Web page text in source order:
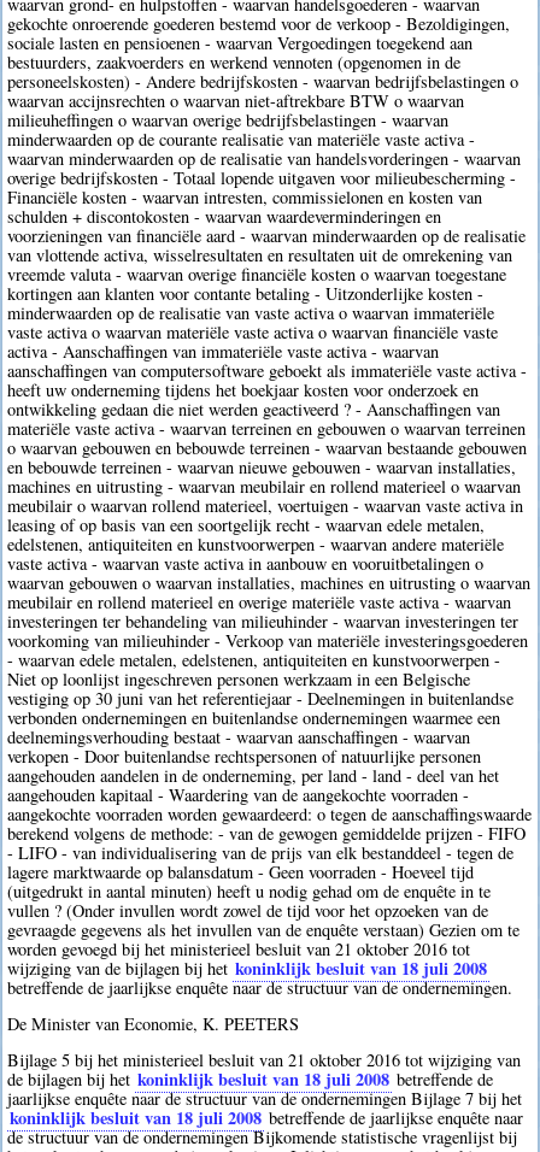
gekochte onroerende goederen bestemd voor de verkoop - Bezoldigingen,
sociale lasten en pensioenen - waarvan Vergoedingen toegekend aan
bestuurders, zaakvoerders en werkend vennoten (opgenomen in de
personeelskosten) - Andere bedrijfskosten - waarvan bedrijfsbelastingen o
waarvan accijnsrechten o waarvan niet-aftrekbare BTW o waarvan
milieuheffingen o waarvan overige bedrijfsbelastingen - waarvan
minderwaarden op de courante realisatie van materiële vaste activa -
waarvan minderwaarden op de realisatie van handelsvorderingen - waarvan
overige bedrijfskosten - Totaal lopende uitgaven voor milieubescherming -
Financiële kosten - waarvan intresten, commissielonen en kosten van
schulden + discontokosten - waarvan waardeverminderingen en
voorzieningen van financiële aard - waarvan minderwaarden op de realisatie
van vlottende activa, wisselresultaten en resultaten uit de omrekening van
vreemde valuta - waarvan overige financiële kosten o waarvan toegestane
kortingen aan klanten voor contante betaling - Uitzonderlijke kosten -
minderwaarden op de realisatie van vaste activa o waarvan immateriële
vaste activa o waarvan materiële vaste activa o waarvan financiële vaste
activa - Aanschaffingen van immateriële vaste activa - waarvan
aanschaffingen van computersoftware geboekt als immateriële vaste activa -
heeft uw onderneming tijdens het boekjaar kosten voor onderzoek en
ontwikkeling gedaan die niet werden geactiveerd ? - Aanschaffingen van
materiële vaste activa - waarvan terreinen en gebouwen o waarvan terreinen
o waarvan gebouwen en bebouwde terreinen - waarvan bestaande gebouwen
en bebouwde terreinen - waarvan nieuwe gebouwen - waarvan installaties,
machines en uitrusting - waarvan meubilair en rollend materieel o waarvan
meubilair o waarvan rollend materieel, voertuigen - waarvan vaste activa in
leasing of op basis van een soortgelijk recht - waarvan edele metalen,
edelstenen, antiquiteiten en kunstvoorwerpen - waarvan andere materiële
vaste activa - waarvan vaste activa in aanbouw en vooruitbetalingen o
waarvan gebouwen o waarvan installaties, machines en uitrusting o waarvan
meubilair en rollend materieel en overige materiële vaste activa - waarvan
investeringen ter behandeling van milieuhinder - waarvan investeringen ter
voorkoming van milieuhinder - Verkoop van materiële investeringsgoederen
- waarvan edele metalen, edelstenen, antiquiteiten en kunstvoorwerpen -
Niet op loonlijst ingeschreven personen werkzaam in een Belgische
vestiging op 30 juni van het referentiejaar - Deelnemingen in buitenlandse
verbonden ondernemingen en buitenlandse ondernemingen waarmee een
deelnemingsverhouding bestaat - waarvan aanschaffingen - waarvan
verkopen - Door buitenlandse rechtspersonen of natuurlijke personen
aangehouden aandelen in de onderneming, per land - land - deel van het
aangehouden kapitaal - Waardering van de aangekochte voorraden -
aangekochte voorraden worden gewaardeerd: o tegen de aanschaffingswaarde
berekend volgens de methode: - van de gewogen gemiddelde prijzen - FIFO
- LIFO - van individualisering van de prijs van elk bestanddeel - tegen de
lagere marktwaarde op balansdatum - Geen voorraden - Hoeveel tijd
(uitgedrukt in aantal minuten) heeft u nodig gehad om de enquête in te
vullen ? (Onder invullen wordt zowel de tijd voor het opzoeken van de
gevraagde gegevens als het invullen van de enquête verstaan) Gezien om te
worden gevoegd bij het ministerieel besluit van 21 oktober 2016 tot
wijziging van de bijlagen bij het koninklijk besluit van 18 juli 2008
betreffende de jaarlijkse enquête naar de structuur van de ondernemingen.
De Minister van Economie, K. PEETERS
Bijlage 5 bij het ministerieel besluit van 21 oktober 2016 tot wijziging van
de bijlagen bij het koninklijk besluit van 18 juli 2008 betreffende de
jaarlijkse enquête naar de structuur van de ondernemingen Bijlage 7 bij het
koninklijk besluit van 18 juli 2008 betreffende de jaarlijkse enquête naar
de structuur van de ondernemingen Bijkomende statistische vragenlijst bij